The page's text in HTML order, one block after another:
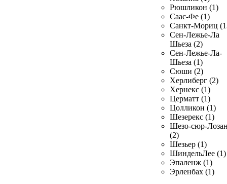
Рюшликон (1)
Саас-Фе (1)
Санкт-Мориц
Сен-Лежье-Ла
Шьеза (2)
Сен-Лежье-Ла-
Шьеза (1)
Сюши (2)
Херлиберг (2)
Хернекс (1)
Церматт (1)
Цолликон (1)
Шезерекс (1)
Шезо-сюр-
(2)
Шезьер (1)
ШиндельЛее (1)
Эпаленж (1)
Эрленбах (1)